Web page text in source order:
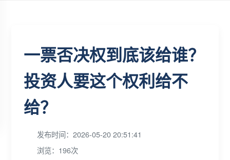
一票否决权到底该给谁？
投资人要这个权利给不
给？
发布时间：2026-05-20 20:51:41
浏览：196次